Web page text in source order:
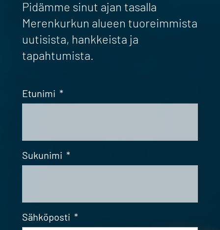
Pidämme sinut ajan tasalla
Merenkurkun alueen tuoreimmista
uutisista, hankkeista ja
tapahtumista.
Etunimi *
Sukunimi *
Sähköposti *